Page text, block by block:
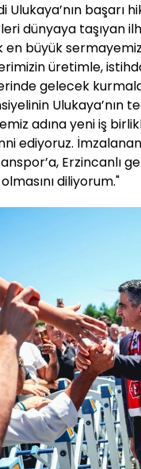
Ulukaya’nın başarı
dünyaya taşıyan
büyük
üretimle,
gelecek
Ulukaya’nın
adına yeni iş
ediyoruz.
Erzincanlı
diliyorum."